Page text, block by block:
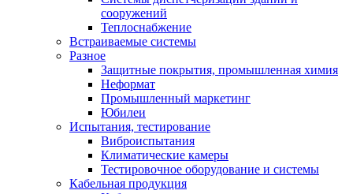
сооружений
Теплоснабжение
Встраиваемые системы
Разное
Защитные покрытия, промышленная химия
Неформат
Промышленный маркетинг
Юбилеи
Испытания, тестирование
Виброиспытания
Климатические камеры
Тестировочное оборудование и системы
Кабельная продукция